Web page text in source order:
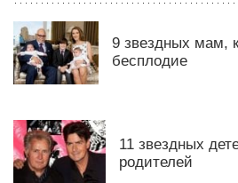
9 звездных мам,
бесплодие
11 звездных
родителей